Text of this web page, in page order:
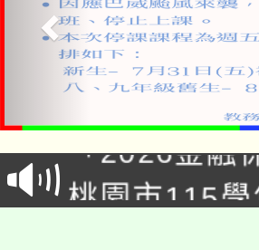
公告本校
代理(課)教
車」活動
桃園市115